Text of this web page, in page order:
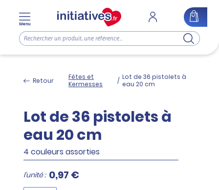
Menu
Retour
Fêtes et
Kermesses
/ Lot de 36 pistolets à
eau 20 cm
Lot de 36 pistolets à
eau 20 cm
4 couleurs assorties
l'unité : 0,97 €